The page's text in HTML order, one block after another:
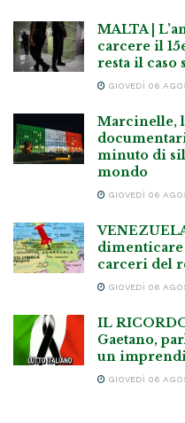
MALTA |
carcere il
resta il caso
GIOVEDÌ 06
Marcinelle,
minuto di
mondo
GIOVEDÌ 06
carceri del
GIOVEDÌ 06
IL
Gaetano,
un
GIOVEDÌ 06